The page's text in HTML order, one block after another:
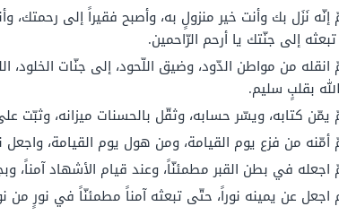
إنّه نَزَل بك وأنت خير منزولٍ به، وأصبح فقيراً إلى رحمتك،
إلى جنّتك يا أرحم الرّاحمين.
انقله من مواطن الدّود، وضيق اللّحود، إلى جنّات
بقلبٍ سليم.
يمّن كتابه، ويسّر حسابه، وثقّل بالحسنات ميزانه،
أمّنه من فزع يوم القيامة، ومن هول يوم القيامة،
اجعله في بطن القبر مطمئنّاً، وعند قيام الأشهاد آمناً،
اجعل عن يمينه نوراً، حتّى تبعثه آمناً مطمئنّاً في نورٍ من